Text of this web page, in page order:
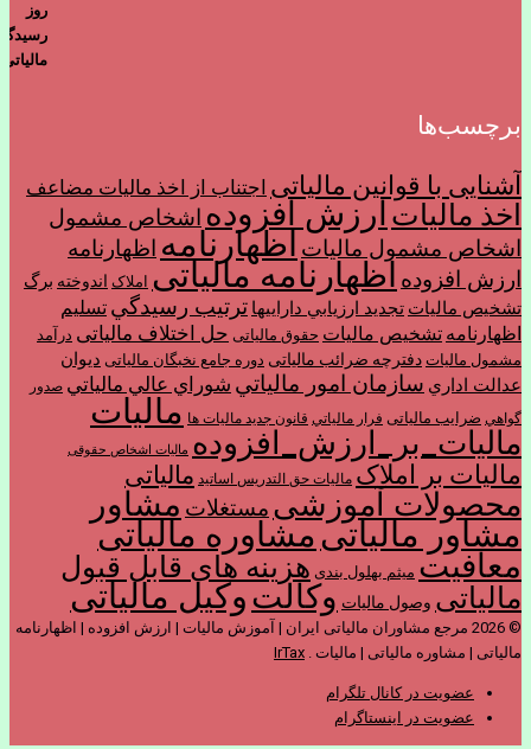
برچسب‌ها
آشنایی با قوانین مالیاتی اجتناب از اخذ ماليات مضاعف
اخذ مالیات ارزش افزوده اشخاص مشمول
اشخاص مشمول ماليات اظهارنامه اظهارنامه
ارزش افزوده اظهارنامه مالیاتی املاک اندوخته برگ
تشخیص مالیات تجديد ارزيابي دارايي­ها ترتیب رسيدگي تسليم
اظهارنامه تشخیص مالیات حقوق مالیاتی حل اختلاف مالیاتی درآمد
مشمول ماليات دفترچه ضرائب مالیاتی دوره جامع نخبگان مالیاتی ديوان
عدالت اداري سازمان امور مالياتي شوراي عالي مالياتي صدور
گواهي ضرایب مالیاتی فرار مالياتي قانون جدید مالیات ها مالیات
مالیات_بر_ارزش_افزوده مالیات اشخاص حقوقی
مالیات بر املاک مالیات حق التدریس اساتید مالیاتی
محصولات آموزشی مستغلات مشاور
مشاور مالیاتیمشاوره مالیاتی
معافیت میثم بهلول بندی هزینه های قابل قبول
مالیاتی وصول مالیات وکالتوکیل مالیاتی
© 2026 مرجع مشاوران مالیاتی ایران | آموزش مالیات | ارزش افزوده | اظهارنامه
مالیاتی | مشاوره مالیاتی | مالیات . IrTax
عضویت در کانال تلگرام
عضویت در اینستاگرام